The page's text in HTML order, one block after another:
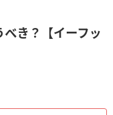
き？【イーフッ